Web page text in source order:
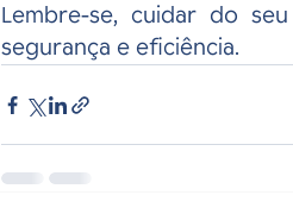
Lembre-se, cuidar do
segurança e eficiência.